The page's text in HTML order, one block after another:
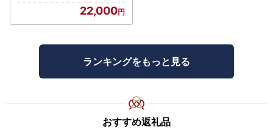
22,000
ランキングをもっと見る
おすすめ返礼品